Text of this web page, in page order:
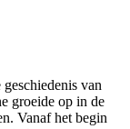
van
groeide op in de
Vanaf het begin